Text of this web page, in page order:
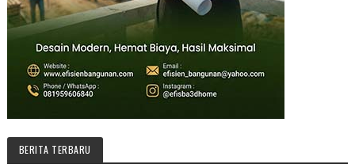
BERITA TERBARU